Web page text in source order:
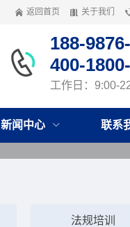
返回首页 关于我们
188-
400-
工作日：9:00-
新闻中心 联系
法规培训